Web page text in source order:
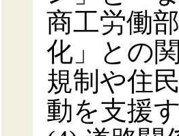
商工労働
化」との
規制や住
動を支援